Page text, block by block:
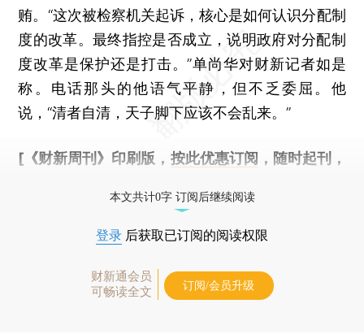
贿。“这次被检察机关起诉，核心是如何认识分配制
度的改革。最终指控是否成立，说明政府对分配制
度改革是保护还是打击。”单尚华对财新记者如是
称。电话那头的他语气平静，但不乏委屈。他
说，“清者自清，天子脚下应该不会乱来。”
[《财新周刊》印刷版， 按此优惠订阅 ，随时起刊，
本文共计0字 订阅后继续阅读
登录 后获取已订阅的阅读权限
财新通会员
可畅读全文
订阅/会员升级